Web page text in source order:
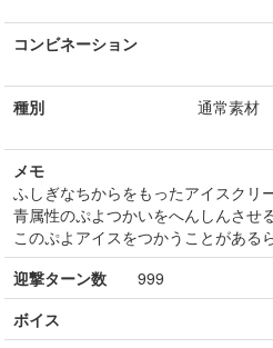
コンビネーション
種別 通常素材
メモ
ふしぎなちからをもったアイスクリー
青属性のぷよつかいをへんしんさせ
このぷよアイスをつかうことがある
迎撃ターン数 999
ボイス